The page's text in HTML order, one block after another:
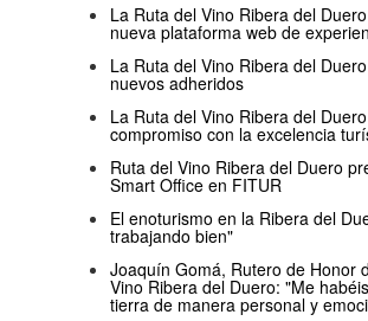
La Ruta del Vino Ribera del
nueva plataforma web de
La Ruta del Vino Ribera del
nuevos adheridos
La Ruta del Vino Ribera del
compromiso con la excelencia
Ruta del Vino Ribera del Duero
Smart Office en FITUR
El enoturismo en la Ribera del
trabajando bien"
Joaquín Gomá, Rutero de Honor
Vino Ribera del Duero: "Me
tierra de manera personal y